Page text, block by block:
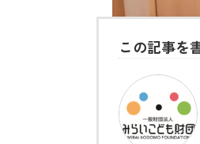
この記事を